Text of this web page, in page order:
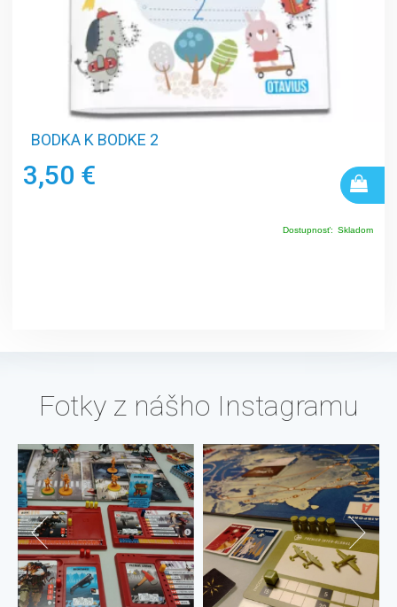
BODKA K BODKE 2
3,50 €
Dostupnosť: Skladom
Fotky z nášho Instagramu